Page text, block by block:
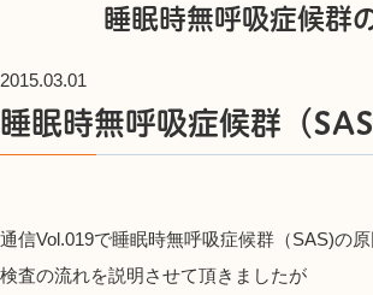
睡眠時無呼吸症候群
2015.03.01
睡眠時無呼吸症候群（
通信Vol.019で睡眠時無呼吸症候群（SAS)の
検査の流れを説明させて頂きましたが